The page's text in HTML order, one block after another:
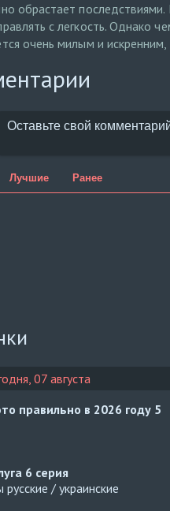
обрастает
с легкость. Однако
очень милым и
Лучшие Ранее
07 августа
правильно в 2026 году 5
6 серия
/ украинские